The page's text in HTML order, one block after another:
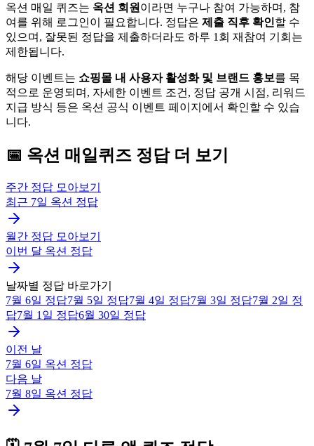
옥션 매일 퀴즈는 옥션 회원 이라면 누구나 참여 가능하며, 참
여를 위해 로그인이 필요합니다. 정답은 제출 직후 확인할 수
있으며, 잘못된 정답을 제출하더라도 하루 1회 재참여 기회는
제한됩니다.
해당 이벤트는 쇼핑몰 내 사용자 활성화 및 브랜드 홍보를 목
적으로 운영되며, 자세한 이벤트 조건, 정답 공개 시점, 리워드
지급 방식 등은 옥션 공식 이벤트 페이지에서 확인할 수 있습
니다.
📅 옥션 매일퀴즈 정답 더 보기
주간 정답 모아보기
최근 7일 옥션 정답
월간 정답 모아보기
이번 달 옥션 정답
날짜별 정답 바로가기
7월 6일 정답7월 5일 정답7월 4일 정답7월 3일 정답7월 2일 정
답7월 1일 정답6월 30일 정답
이전 날
7월 6일 옥션 정답
다음 날
7월 8일 옥션 정답